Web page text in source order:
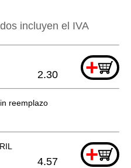
incluyen el IVA
+
2.30
reemplazo
+
4.57